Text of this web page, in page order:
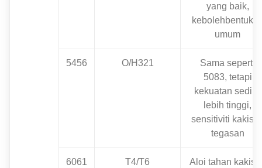
yang baik,
umum
5456 O/H321
Sama seperti
5083, tetapi
kekuatan sedikit
lebih tinggi,
sensitiviti
tegasan
6061 T4/T6
Aloi tahan